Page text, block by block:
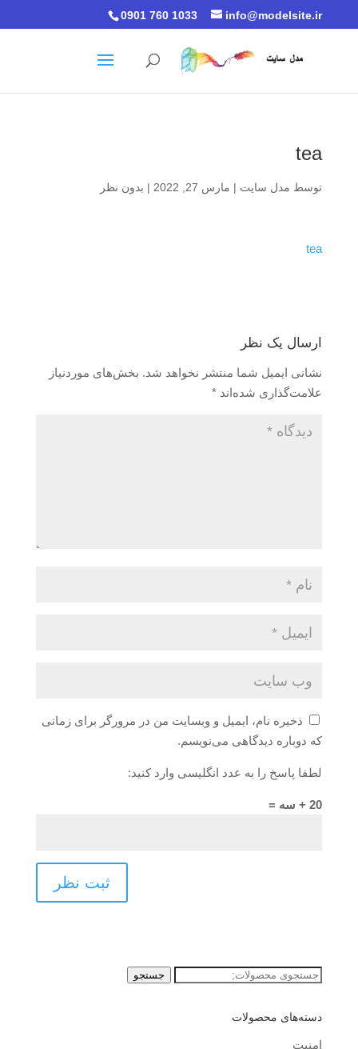
0901 760 1033 info@modelsite.ir
tea
توسط مدل سایت | مارس 27, 2022 | بدون نظر
tea
ارسال یک نظر
نشانی ایمیل شما منتشر نخواهد شد. بخش‌های موردنیاز
علامت‌گذاری شده‌اند *
ذخیره نام، ایمیل و وبسایت من در مرورگر برای زمانی
که دوباره دیدگاهی می‌نویسم.
لطفا پاسخ را به عدد انگلیسی وارد کنید:
20 + سه =
جستجو
جستجو
دسته‌های محصولات
امنیت